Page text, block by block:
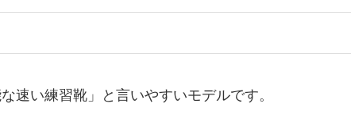
速い練習靴」と言いやすいモデルです。